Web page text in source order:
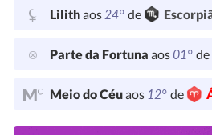
Lilithaos24° de
Parte da Fortuna aos01° de
Meio do Céuaos 12° de